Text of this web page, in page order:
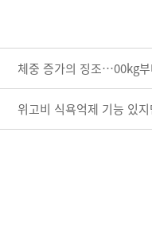
체중 증가의 징조…00kg
위고비 식욕억제 기능 있